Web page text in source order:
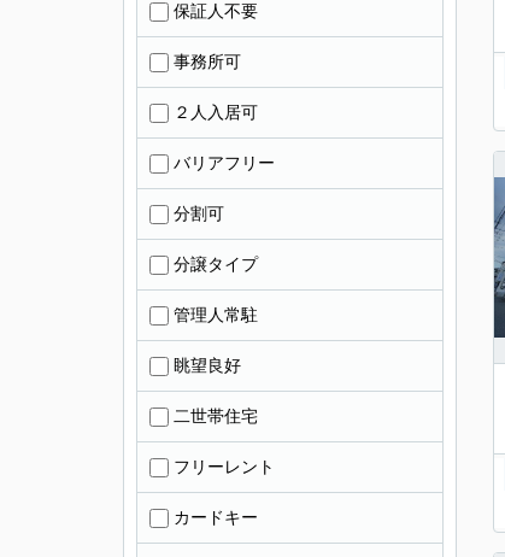
保証人不要
事務所可
２人入居可
バリアフリー
分割可
分譲タイプ
管理人常駐
眺望良好
二世帯住宅
フリーレント
カードキー